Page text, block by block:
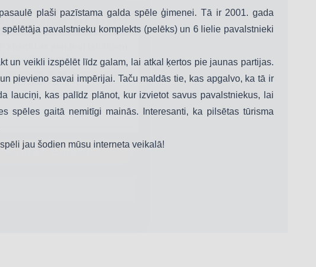
plaši pazīstama galda spēle ģimenei. Tā ir 2001. gada
pavalstnieku komplekts (pelēks) un 6 lielie pavalstnieki
un veikli izspēlēt līdz galam, lai atkal ķertos pie jaunas partijas.
pievieno savai impērijai. Taču maldās tie, kas apgalvo, ka tā ir
lauciņi, kas palīdz plānot, kur izvietot savus pavalstniekus, lai
spēles gaitā nemitīgi mainās. Interesanti, ka pilsētas tūrisma
jau šodien mūsu interneta veikalā!
!⭐
piedāvājumus
E-PASTU